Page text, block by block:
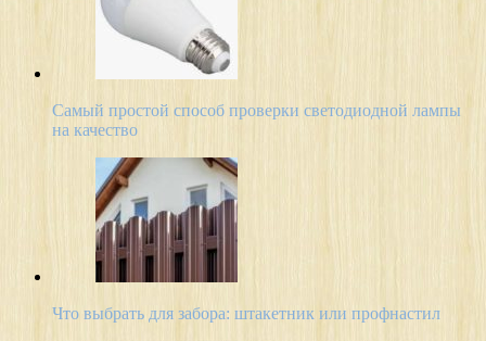
Самый простой способ проверки светодиодной лампы
на качество
Что выбрать для забора: штакетник или профнастил